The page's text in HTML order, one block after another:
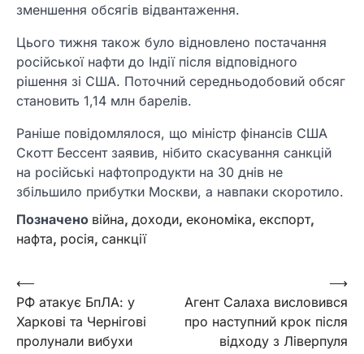
зменшення обсягів відвантаження.
Цього тижня також було відновлено постачання
російської нафти до Індії після відповідного
рішення зі США. Поточний середньодобовий обсяг
становить 1,14 млн барелів.
Раніше повідомлялося, що міністр фінансів США
Скотт Бессент заявив, нібито скасування санкцій
на російські нафтопродукти на 30 днів не
збільшило прибутки Москви, а навпаки скоротило.
Позначено війна, доходи, економіка, експорт,
нафта, росія, санкції
Навігація
записів
⟵
РФ атакує БпЛА: у
Харкові та Чернігові
пролунали вибухи
Агент Салаха висловився
про наступний крок після
відходу з Ліверпуля
⟶